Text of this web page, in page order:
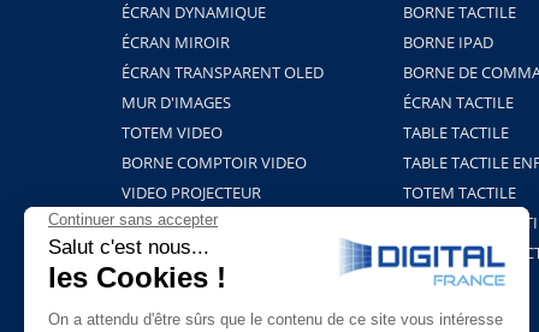
ÉCRAN DYNAMIQUE
ÉCRAN MIROIR
ÉCRAN TRANSPARENT OLED
MUR D'IMAGES
TOTEM VIDEO
BORNE COMPTOIR VIDEO
VIDEO PROJECTEUR
BORNE HOLOGRAMME
SUPPORTS ET FIXATIONS
PLAYERS & LOGICIELS
BORNE TACTILE
BORNE IPAD
BORNE DE
ÉCRAN TACTILE
TABLE TACTILE
TABLE TACTILE
TOTEM TACTILE
PROJECTION
TABLEAU
BORNE COVID-19